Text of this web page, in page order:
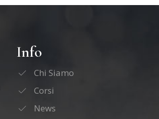
Info
Chi Siamo
Corsi
News